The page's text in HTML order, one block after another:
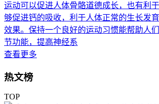
运动可以促进人体骨骼道德成长，也有利
够促进钙的吸收，利于人体正常的生长发
效果。保持一个良好的运动习惯能帮助人
节功能，提高神经系
查看更多
热文榜
TOP